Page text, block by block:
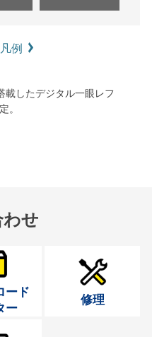
例
載したデジタル一眼レフ
。
せ
ード
ー
修理